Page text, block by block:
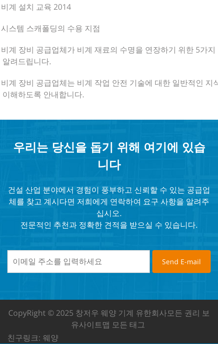
계 설치 교육 2014
스템 스캐폴딩의 수용 지점
계 장비 공급업체가 비계 재료의 수명을 연장하기 위한 5가지
알려드립니다.
계 장비 공급업체는 비계 작업 안전 기술에 대한 일반적인 지
이해하도록 안내합니다.
우리는 당신을 돕기 위해 여기에 있습
니다
건설 산업 분야에서 경험이 풍부하고 신뢰할 수 있는 공급업
체를 찾고 계시다면 저희에게 연락하여 요구 사항을 알려주
십시오.
전문적인 추천과 정확한 견적을 받으실 수 있습니다.
CopyRight © 2025 창저우 웨양 기계 유한회사모든 권리 보
유사이트맵 모든 태그
친구링크: 웨양